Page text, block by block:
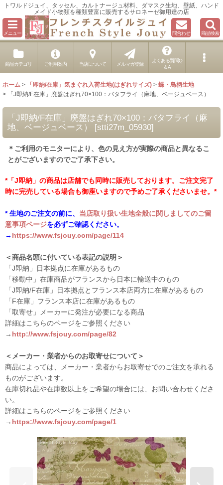
トワルドジュイ、タッセル、カルトナージュ材料、ダマスク生地、壁紙、ハンド
メイド小物類を種類豊富に販売するサロネーゼ御用達の店
メニュー 問合わせ 商品検索
商品カテゴリ ご利用案内 当店について メルマガ登録
よくある質問Q
＆A
ホーム > 「即納/在庫」気まぐれ入荷生地(はぎれサイズ) > 蝶・鳥柄生地
>
「J即納/F在庫」廃盤はぎれ70×100：バタフライ（麻地、ベージュベース）
「J即納/F在庫」廃盤はぎれ70×100：バタフライ（麻
地、ベージュベース）
[stti27m_05930]
＊ご利用のモニターにより、色の見え方が実際の商品と異なるこ
とがございますのでご了承下さい。
*「J即納」の商品は店舗でも同時に販売しております。ご注文完了
時に完売している場合も御座いますので予めご了承くださいませ。*
* 生地のご注文の前に、 当店取り扱い生地全般に関しましてのご留
意事項ページを必ずご確認ください。
→ https://www.fsjouy.com/page/114
＜商品名頭に付いている表記の説明＞
「J即納」日本拠点に在庫があるもの
「移動中」在庫商品がフランスから日本に輸送中のもの
「J即納/F在庫」日本拠点とフランス本店両方に在庫があるもの
「F在庫」フランス本店に在庫があるもの
「取寄せ」メーカーに発注が必要になる商品
詳細はこちらのページをご参照ください
→ http://www.fsjouy.com/page/82
＜メーカー・業者からのお取寄せについて＞
商品によっては、メーカー・業者からお取寄せでのご注文を承れる
ものがございます。
在庫切れ品や在庫数以上をご希望の場合には、お問い合わせくださ
い。
詳細はこちらのページをご参照ください
→ https://www.fsjouy.com/page/1